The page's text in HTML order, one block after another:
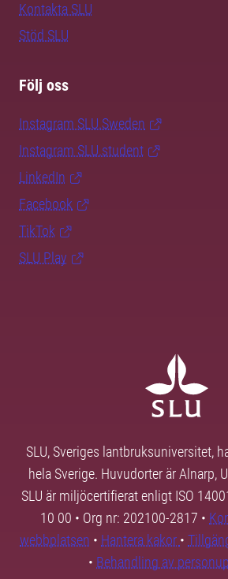
Kontakta SLU
Stöd SLU
Följ oss
Instagram SLU.Sweden
Instagram SLU.student
LinkedIn
Facebook
TikTok
SLU Play
SLU, Sveriges lantbruksuniversitet,
hela Sverige. Huvudorter är Alnarp,
SLU är miljöcertifierat enligt ISO
10 00 • Org nr: 202100-2817 •
webbplatsen • Hantera kakor •
• Behandling av